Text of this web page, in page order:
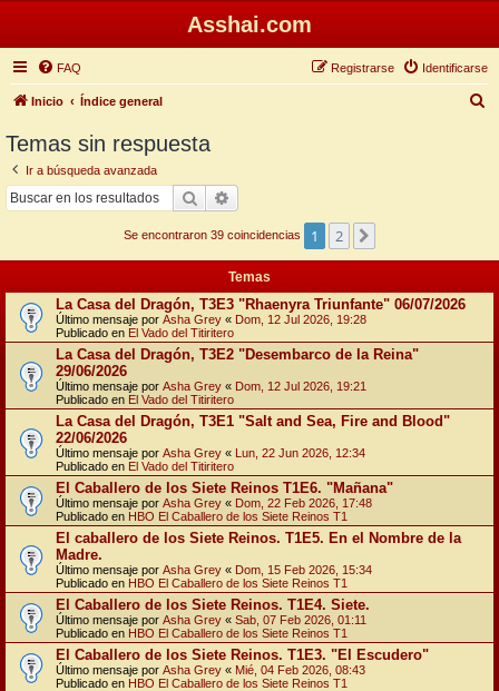
Asshai.com
FAQ Identificarse
Registrarse
Inicio Índice general
Temas sin respuesta
Ir a búsqueda avanzada
Buscar
Se encontraron 39 coincidencias 1 2
Temas
La Casa del Dragón, T3E3 "Rhaenyra Triunfante" 06/07/2026
Último mensaje por Asha Grey « Dom, 12 Jul 2026, 19:28
Publicado en El Vado del Titiritero
La Casa del Dragón, T3E2 "Desembarco de la Reina"
29/06/2026
Último mensaje por Asha Grey « Dom, 12 Jul 2026, 19:21
Publicado en El Vado del Titiritero
La Casa del Dragón, T3E1 "Salt and Sea, Fire and Blood"
22/06/2026
Último mensaje por Asha Grey « Lun, 22 Jun 2026, 12:34
Publicado en El Vado del Titiritero
El Caballero de los Siete Reinos T1E6. "Mañana"
Último mensaje por Asha Grey « Dom, 22 Feb 2026, 17:48
Publicado en HBO El Caballero de los Siete Reinos T1
El caballero de los Siete Reinos. T1E5. En el Nombre de la
Madre.
Último mensaje por Asha Grey « Dom, 15 Feb 2026, 15:34
Publicado en HBO El Caballero de los Siete Reinos T1
El Caballero de los Siete Reinos. T1E4. Siete.
Último mensaje por Asha Grey « Sab, 07 Feb 2026, 01:11
Publicado en HBO El Caballero de los Siete Reinos T1
El Caballero de los Siete Reinos. T1E3. "El Escudero"
Último mensaje por Asha Grey « Mié, 04 Feb 2026, 08:43
Publicado en HBO El Caballero de los Siete Reinos T1